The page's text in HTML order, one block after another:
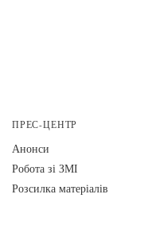
ПРЕС-ЦЕНТР
Анонси
Робота зі ЗМІ
Розсилка матеріалів